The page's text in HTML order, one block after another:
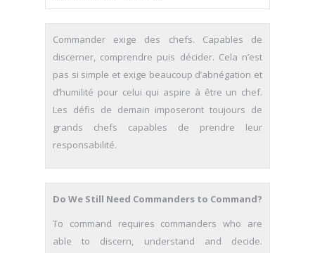
Commander exige des chefs. Capables de
discerner, comprendre puis décider. Cela n’est
pas si simple et exige beaucoup d’abnégation et
d’humilité pour celui qui aspire à être un chef.
Les défis de demain imposeront toujours de
grands chefs capables de prendre leur
responsabilité.
Do We Still Need Commanders to Command?
To command requires commanders who are
able to discern, understand and decide.